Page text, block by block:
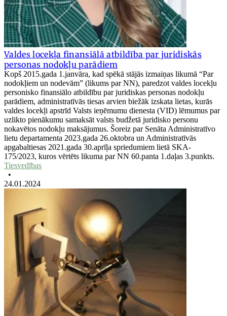
Valdes locekļa finansiālā atbildība par juridiskās
personas nodokļu parādiem
Kopš 2015.gada 1.janvāra, kad spēkā stājās izmaiņas likumā “Par
nodokļiem un nodevām” (likums par NN), paredzot valdes locekļu
personisko finansiālo atbildību par juridiskas personas nodokļu
parādiem, administratīvās tiesas arvien biežāk izskata lietas, kurās
valdes locekļi apstrīd Valsts ieņēmumu dienesta (VID) lēmumus par
uzlikto pienākumu samaksāt valsts budžetā juridisko personu
nokavētos nodokļu maksājumus. Šoreiz par Senāta Administratīvo
lietu departamenta 2023.gada 26.oktobra un Administratīvās
apgabaltiesas 2021.gada 30.aprīļa spriedumiem lietā SKA-
175/2023, kuros vērtēts likuma par NN 60.panta 1.daļas 3.punkts.
Tiesvedības
•
24.01.2024